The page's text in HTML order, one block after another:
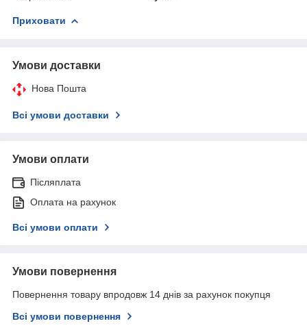
Приховати
Умови доставки
Нова Пошта
Всі умови доставки
Умови оплати
Післяплата
Оплата на рахунок
Всі умови оплати
Умови повернення
Повернення товару впродовж 14 днів за рахунок покупця
Всі умови повернення